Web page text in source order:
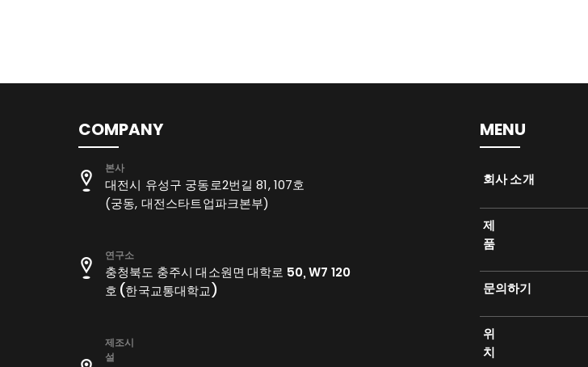
COMPANY
​본사
대전시 유성구 궁동로2번길 81, 107호
(궁동, 대전스타트업파크본부)
연구소
충청북도 충주시 대소원면 대학로 50, W7 120
호 (한국교통대학교)
​제조시
설
MENU
​회사 소개
제
품
​문의하기
위
치